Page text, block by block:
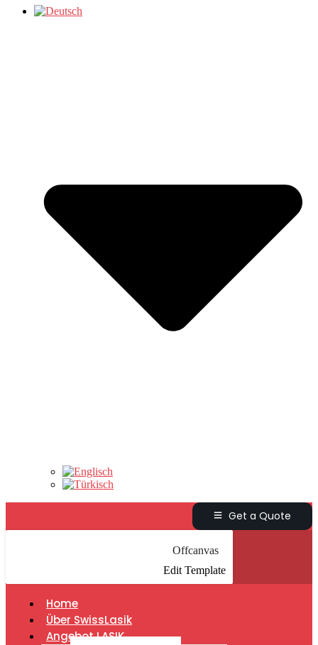
Get a Quote
Offcanvas
Edit Template
Home
Über SwissLasik
Angebot LASIK